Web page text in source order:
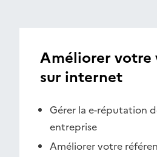
Améliorer
sur internet
Gérer la e-réputation
entreprise
Améliorer votre